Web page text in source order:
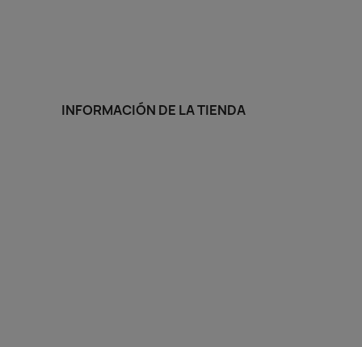
INFORMACIÓN DE LA TIENDA